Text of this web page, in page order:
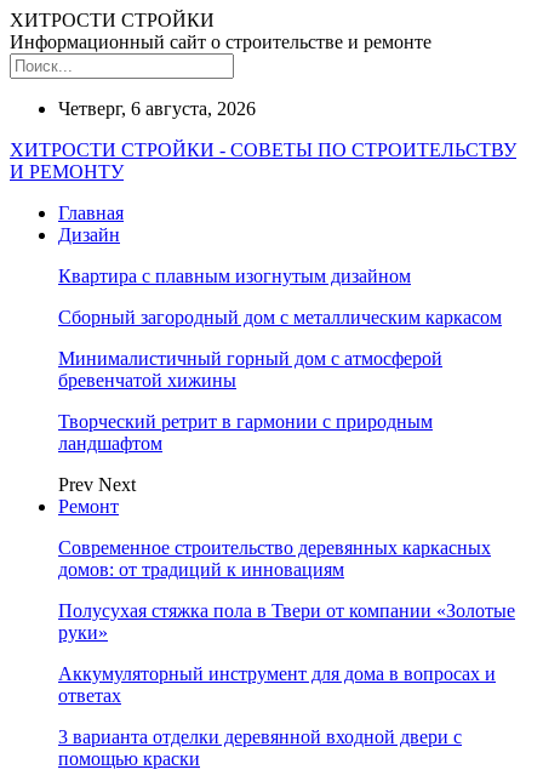
ХИТРОСТИ СТРОЙКИ
Информационный сайт о строительстве и ремонте
Четверг, 6 августа, 2026
ХИТРОСТИ СТРОЙКИ - СОВЕТЫ ПО СТРОИТЕЛЬСТВУ
И РЕМОНТУ
Главная
Дизайн
Квартира с плавным изогнутым дизайном
Сборный загородный дом с металлическим каркасом
Минималистичный горный дом с атмосферой
бревенчатой хижины
Творческий ретрит в гармонии с природным
ландшафтом
Prev Next
Ремонт
Современное строительство деревянных каркасных
домов: от традиций к инновациям
Полусухая стяжка пола в Твери от компании «Золотые
руки»
Аккумуляторный инструмент для дома в вопросах и
ответах
3 варианта отделки деревянной входной двери с
помощью краски